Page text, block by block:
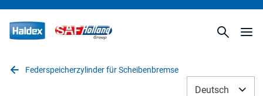
Federspeicherzylinder für Scheibenbremse
Deutsch